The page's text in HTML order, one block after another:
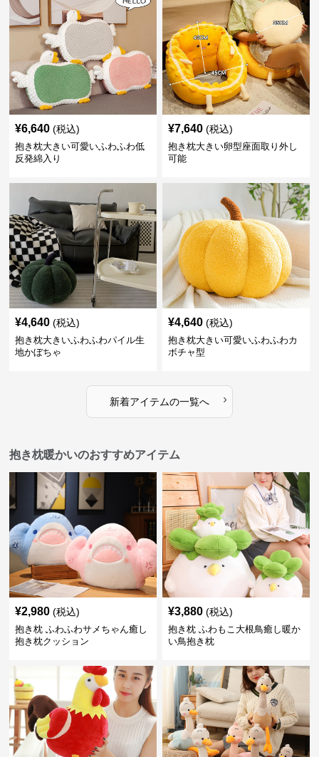
¥6,640 (税込)
抱き枕大きい可愛いふわふわ低
反発綿入り
¥7,640 (税込)
抱き枕大きい卵型座面取り外し
可能
¥4,640 (税込)
抱き枕大きいふわふわパイル生
地かぼちゃ
¥4,640 (税込)
抱き枕大きい可愛いふわふわカ
ボチャ型
新着アイテムの一覧へ ›
抱き枕暖かいのおすすめアイテム
¥2,980 (税込)
抱き枕 ふわふわサメちゃん癒し
抱き枕クッション
¥3,880 (税込)
抱き枕 ふわもこ大根鳥癒し暖か
い鳥抱き枕